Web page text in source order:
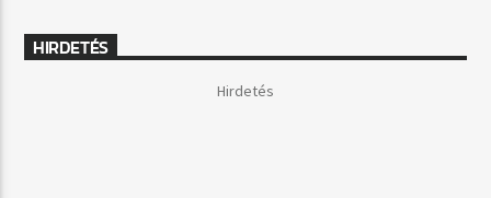
HIRDETÉS
Hirdetés